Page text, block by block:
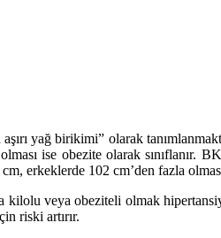
yağ birikimi” olarak
ise obezite olarak sınıflanır.
erkeklerde 102 cm’den fazla
kilolu veya obeziteli olmak
riski artırır.